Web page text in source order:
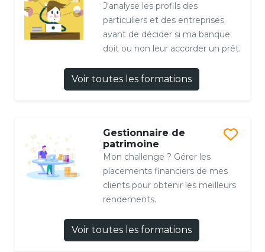
J'analyse les profils des
particuliers et des entreprises
avant de décider si ma banque
doit ou non leur accorder un prêt.
Voir toutes les formations
Gestionnaire de
patrimoine
Mon challenge ? Gérer les
placements financiers de mes
clients pour obtenir les meilleurs
rendements.
Voir toutes les formations